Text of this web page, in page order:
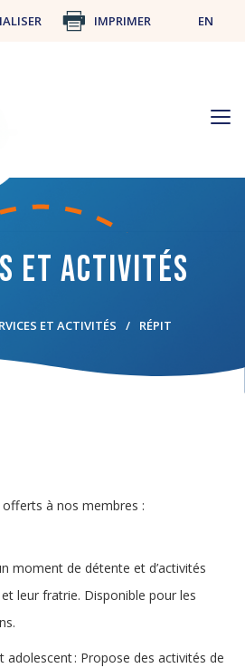
IMPRIMER EN
et activités
ET ACTIVITÉS RÉPIT
à nos membres :
moment de détente et d’activités
leur fratrie. Disponible pour les
adolescent : Propose des activités de